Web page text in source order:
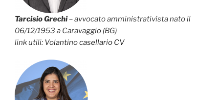
Tarcisio Grechi– avvocato amministrativista nato il
06/12/1953 a Caravaggio (BG)
link utili: Volantinocasellario CV